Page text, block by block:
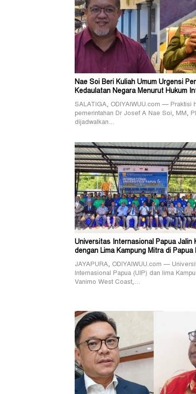
Nae Soi Beri Kuliah Umum Urgensi
Kedaulatan Negara Menurut Hukum
SALATIGA, ODIYAIWUU.com — Praktisi
pemerintahan Dr Josef A Nae Soi, MM,
dijadwalkan…
Universitas Internasional Papua Jalin
dengan Lima Kampung Mitra di Papua
JAYAPURA, ODIYAIWUU.com —
Internasional Papua (UIP) dan lima
Vanimo West Coast,…